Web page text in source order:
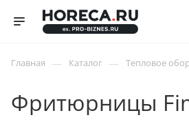
Главная — Каталог — Тепловое
Фритюрницы